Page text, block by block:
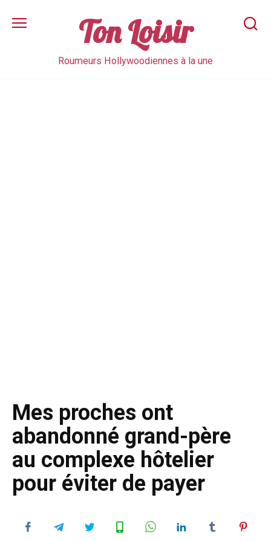
content
Ton Loisir
Roumeurs Hollywoodiennes à la une
Mes proches ont
abandonné grand-père
au complexe hôtelier
pour éviter de payer